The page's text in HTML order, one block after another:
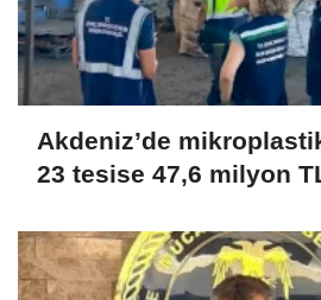
Akdeniz’de
23 tesise 47,6 milyon